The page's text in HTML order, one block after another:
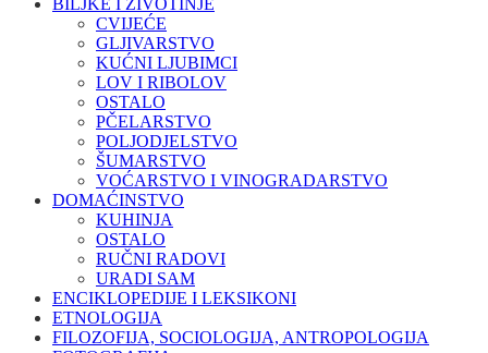
BILJKE I ŽIVOTINJE
CVIJEĆE
GLJIVARSTVO
KUĆNI LJUBIMCI
LOV I RIBOLOV
OSTALO
PČELARSTVO
POLJODJELSTVO
ŠUMARSTVO
VOĆARSTVO I VINOGRADARSTVO
DOMAĆINSTVO
KUHINJA
OSTALO
RUČNI RADOVI
URADI SAM
ENCIKLOPEDIJE I LEKSIKONI
ETNOLOGIJA
FILOZOFIJA, SOCIOLOGIJA, ANTROPOLOGIJA